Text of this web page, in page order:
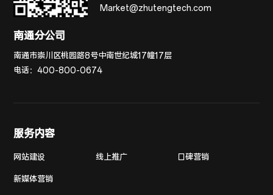
Market@zhutengtech.com
南通分公司
南通市崇川区桃园路8号中南世纪城17幢17层
电话：400-800-0674
服务内容
网站建设 线上推广 口碑营销
新媒体营销